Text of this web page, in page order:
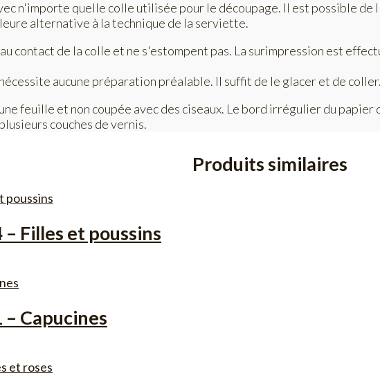
n'importe quelle colle utilisée pour le découpage. Il est possible
alternative à la technique de la serviette.
contact de la colle et ne s'estompent pas. La surimpression est
aucune préparation préalable. Il suffit de le glacer et de coller.
feuille et non coupée avec des ciseaux. Le bord irrégulier du
couches de vernis.
Produits similaires
Filles et poussins
Capucines